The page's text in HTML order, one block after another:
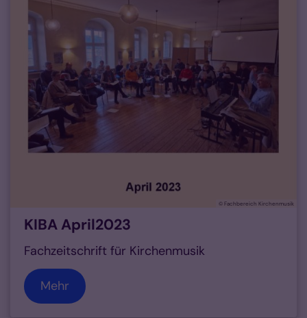
© Fachbereich Kirchenmusik
KIBA April2023
Fachzeitschrift für Kirchenmusik
Mehr